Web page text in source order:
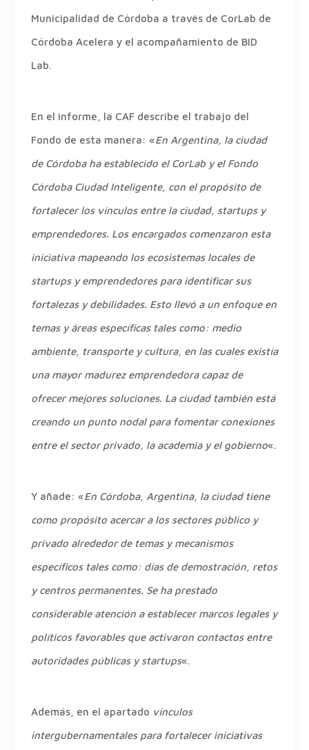
Municipalidad de Córdoba a través de CorLab de
Córdoba Acelera y el acompañamiento de BID
Lab.
En el informe, la CAF describe el trabajo del
Fondo de esta manera: «En Argentina, la ciudad
de Córdoba ha establecido el CorLab y el Fondo
Córdoba Ciudad Inteligente, con el propósito de
fortalecer los vínculos entre la ciudad, startups y
emprendedores. Los encargados comenzaron esta
iniciativa mapeando los ecosistemas locales de
startups y emprendedores para identificar sus
fortalezas y debilidades. Esto llevó a un enfoque en
temas y áreas específicas tales como: medio
ambiente, transporte y cultura, en las cuales existía
una mayor madurez emprendedora capaz de
ofrecer mejores soluciones. La ciudad también está
creando un punto nodal para fomentar conexiones
entre el sector privado, la academia y el gobierno«.
Y añade: «En Córdoba, Argentina, la ciudad tiene
como propósito acercar a los sectores público y
privado alrededor de temas y mecanismos
específicos tales como: días de demostración, retos
y centros permanentes. Se ha prestado
considerable atención a establecer marcos legales y
políticos favorables que activaron contactos entre
autoridades públicas y startups«.
Además, en el apartado vínculos
intergubernamentales para fortalecer iniciativas